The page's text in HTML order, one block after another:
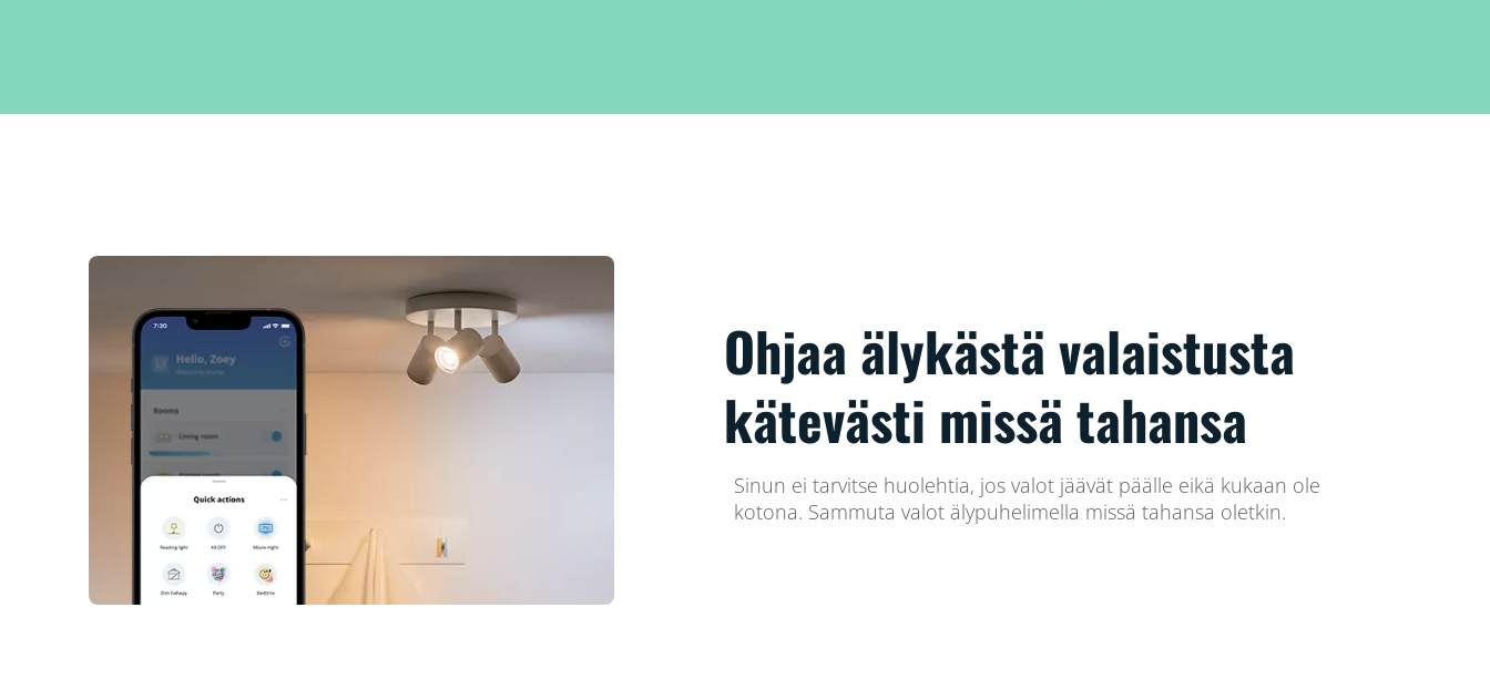
Ohjaa älykästä valaistusta
kätevästi missä tahansa
Sinun ei tarvitse huolehtia, jos valot jäävät päälle eikä kukaan ole
kotona. Sammuta valot älypuhelimella missä tahansa oletkin.